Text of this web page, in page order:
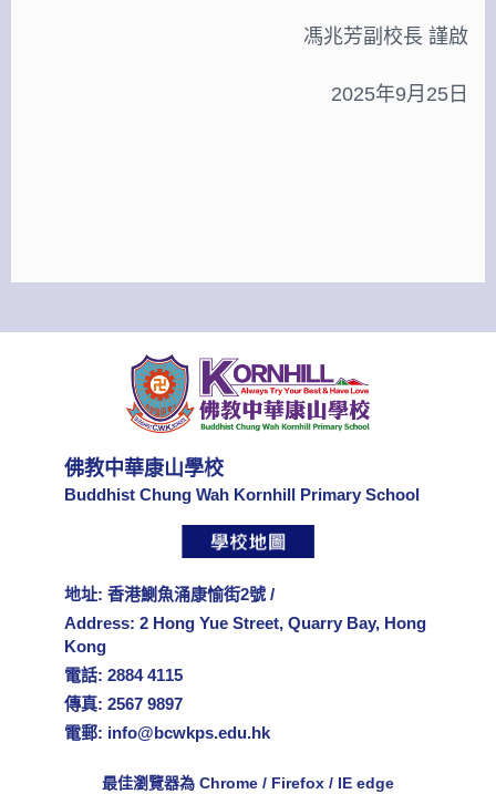
馮兆芳副校長 謹啟
2025年9月25日
佛教中華康山學校
Buddhist Chung Wah Kornhill Primary School
地址: 香港鰂魚涌康愉街2號 /
Address: 2 Hong Yue Street, Quarry Bay, Hong
Kong
電話: 2884 4115
傳真: 2567 9897
電郵: info@bcwkps.edu.hk
最佳瀏覽器為 Chrome / Firefox / IE edge